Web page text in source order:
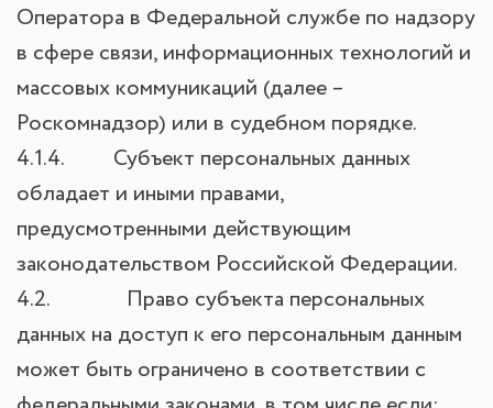
Оператора в Федеральной службе по надзору
в сфере связи, информационных технологий и
массовых коммуникаций (далее –
Роскомнадзор) или в судебном порядке.
4.1.4. Субъект персональных данных
обладает и иными правами,
предусмотренными действующим
законодательством Российской Федерации.
4.2. Право субъекта персональных
данных на доступ к его персональным данным
может быть ограничено в соответствии с